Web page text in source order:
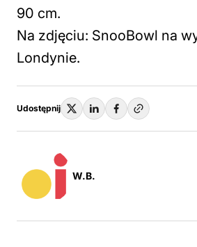
90 cm.
Na zdjęciu: SnooBowl na
Londynie.
Udostępnij
W.B.